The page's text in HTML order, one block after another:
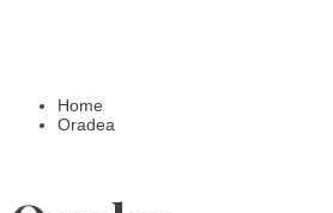
Home
Oradea